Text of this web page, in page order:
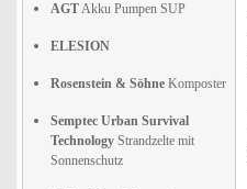
AGTAkku Pumpen SUP
ELESION
Rosenstein & Söhne Komposter
Semptec Urban Survival
Technology Strandzelte mit
Sonnenschutz